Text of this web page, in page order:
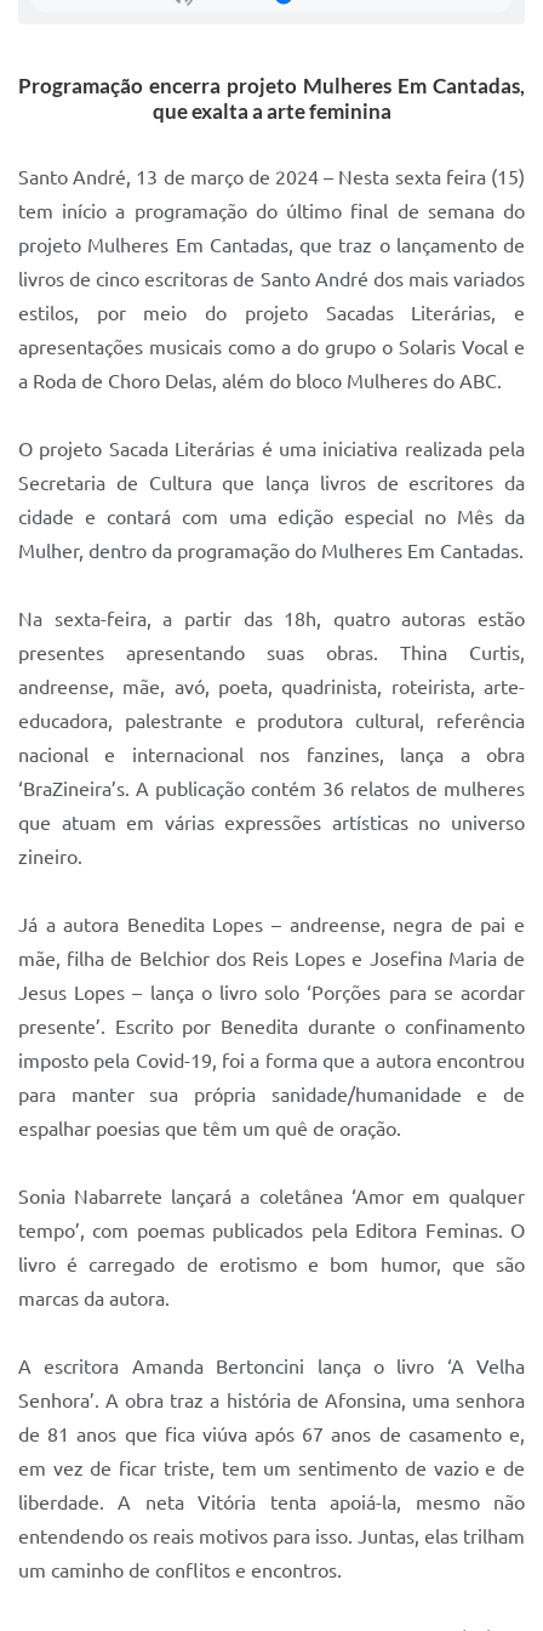
Programação encerra projeto Mulheres Em Cantadas,
que exalta a arte feminina
Santo André, 13 de março de 2024 – Nesta sexta feira (15)
tem início a programação do último final de semana do
projeto Mulheres Em Cantadas, que traz o lançamento de
livros de cinco escritoras de Santo André dos mais variados
estilos, por meio do projeto Sacadas Literárias, e
apresentações musicais como a do grupo o Solaris Vocal e
a Roda de Choro Delas, além do bloco Mulheres do ABC.
O projeto Sacada Literárias é uma iniciativa realizada pela
Secretaria de Cultura que lança livros de escritores da
cidade e contará com uma edição especial no Mês da
Mulher, dentro da programação do Mulheres Em Cantadas.
Na sexta-feira, a partir das 18h, quatro autoras estão
presentes apresentando suas obras. Thina Curtis,
andreense, mãe, avó, poeta, quadrinista, roteirista, arte-
educadora, palestrante e produtora cultural, referência
nacional e internacional nos fanzines, lança a obra
‘BraZineira’s. A publicação contém 36 relatos de mulheres
que atuam em várias expressões artísticas no universo
zineiro.
Já a autora Benedita Lopes – andreense, negra de pai e
mãe, filha de Belchior dos Reis Lopes e Josefina Maria de
Jesus Lopes – lança o livro solo ‘Porções para se acordar
presente’. Escrito por Benedita durante o confinamento
imposto pela Covid-19, foi a forma que a autora encontrou
para manter sua própria sanidade/humanidade e de
espalhar poesias que têm um quê de oração.
Sonia Nabarrete lançará a coletânea ‘Amor em qualquer
tempo’, com poemas publicados pela Editora Feminas. O
livro é carregado de erotismo e bom humor, que são
marcas da autora.
A escritora Amanda Bertoncini lança o livro ‘A Velha
Senhora’. A obra traz a história de Afonsina, uma senhora
de 81 anos que fica viúva após 67 anos de casamento e,
em vez de ficar triste, tem um sentimento de vazio e de
liberdade. A neta Vitória tenta apoiá-la, mesmo não
entendendo os reais motivos para isso. Juntas, elas trilham
um caminho de conflitos e encontros.